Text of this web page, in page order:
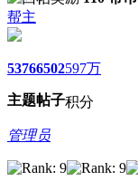
帮主
5376
主题
6502
帖子
597万
积分
管理员